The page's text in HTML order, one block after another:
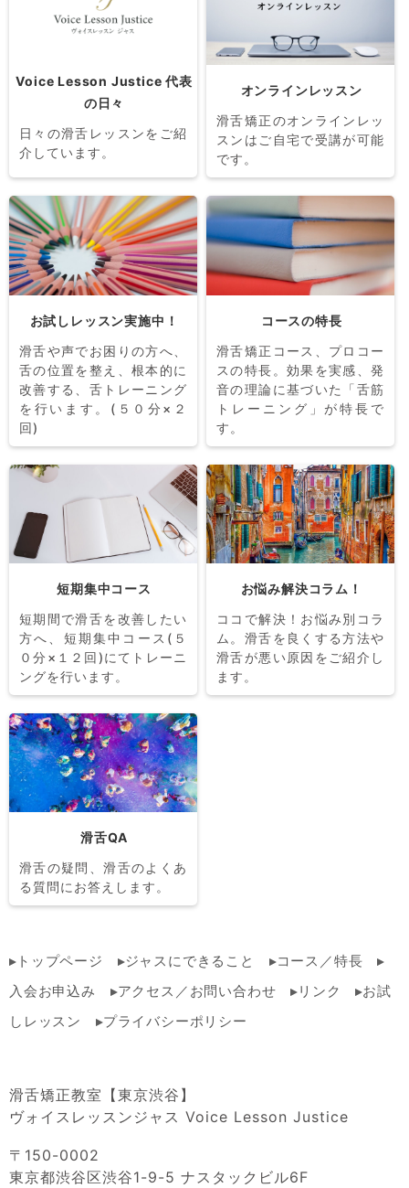
Voice Lesson Justice 代表
の日々
日々の滑舌レッスンをご紹
介しています。
オンラインレッスン
滑舌矯正のオンラインレッ
スンはご自宅で受講が可能
です。
お試しレッスン実施中！
滑舌や声でお困りの方へ、
舌の位置を整え、根本的に
改善する、舌トレーニング
を行います。(５０分×２
回)
コースの特長
滑舌矯正コース、プロコー
スの特長。効果を実感、発
音の理論に基づいた「舌筋
トレーニング」が特長で
す。
短期集中コース
短期間で滑舌を改善したい
方へ、短期集中コース(５
０分×１２回)にてトレーニ
ングを行います。
お悩み解決コラム！
ココで解決！お悩み別コラ
ム。滑舌を良くする方法や
滑舌が悪い原因をご紹介し
ます。
滑舌QA
滑舌の疑問、滑舌のよくあ
る質問にお答えします。
トップページ ジャスにできること コース／特長
入会お申込み アクセス／お問い合わせ リンク お試
しレッスン プライバシーポリシー
滑舌矯正教室【東京渋谷】
ヴォイスレッスンジャス Voice Lesson Justice
〒150-0002
東京都渋谷区渋谷1-9-5 ナスタックビル6F